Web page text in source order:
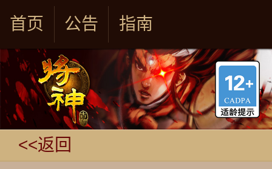
首页 公告 指南
<<返回